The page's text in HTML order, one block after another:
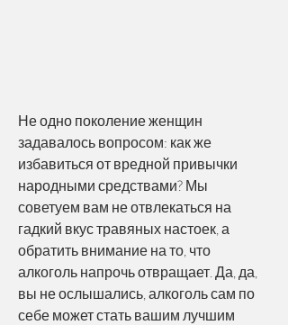
Не одно поколение женщин
задавалось вопросом: как же
избавиться от вредной привычки
народными средствами? Мы
советуем вам не отвлекаться на
гадкий вкус травяных настоек, а
обратить внимание на то, что
алкоголь напрочь отвращает. Да, да,
вы не ослышались, алкоголь сам по
себе может стать вашим лучшим